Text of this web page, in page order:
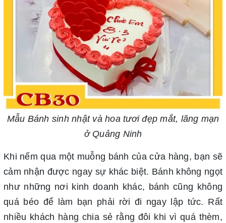
Mẫu Bánh sinh nhật và hoa tươi đẹp mắt, lãng mạn
ở Quảng Ninh
Khi nếm qua một muỗng bánh của cửa hàng, bạn sẽ
cảm nhận được ngay sự khác biệt. Bánh không ngọt
như những nơi kinh doanh khác, bánh cũng không
quá béo để làm bạn phải rời đi ngay lập tức. Rất
nhiều khách hàng chia sẻ rằng đôi khi vì quá thèm,